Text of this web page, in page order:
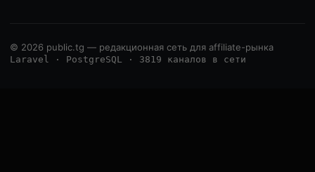
© 2026 public.tg — редакционная сеть для affiliate-рынка
Laravel · PostgreSQL · 3819 каналов в сети